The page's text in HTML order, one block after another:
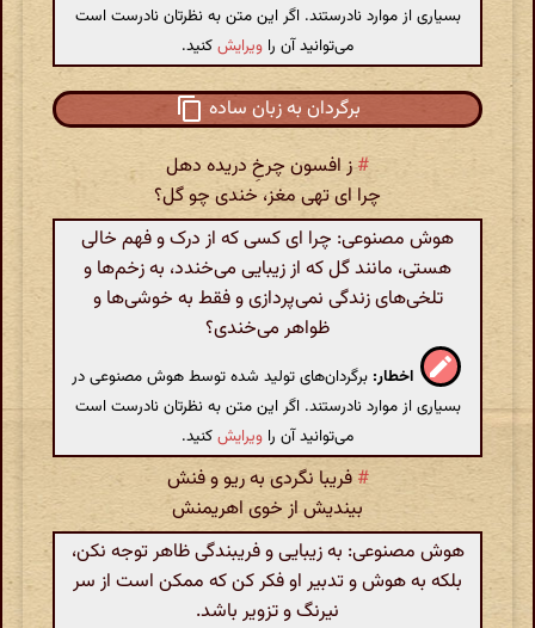
بسیاری از موارد نادرستند. اگر این متن به نظرتان نادرست است
می‌توانید آن را ویرایشکنید.
برگردان به زبان ساده
#ز افسون چرخِ دریده دهل
چرا ای تهی مغز، خندی چو گل؟
هوش مصنوعی: چرا ای کسی که از درک و فهم خالی
هستی، مانند گل که از زیبایی می‌خندد، به زخم‌ها و
تلخی‌های زندگی نمی‌پردازی و فقط به خوشی‌ها و
ظواهر می‌خندی؟
اخطار: برگردان‌های تولید شده توسط هوش مصنوعی در
بسیاری از موارد نادرستند. اگر این متن به نظرتان نادرست است
می‌توانید آن را ویرایشکنید.
# فریبا نگردی به ریو و فنش
بیندیش از خوی اهریمنش
هوش مصنوعی: به زیبایی و فریبندگی ظاهر توجه نکن،
بلکه به هوش و تدبیر او فکر کن که ممکن است از سر
نیرنگ و تزویر باشد.